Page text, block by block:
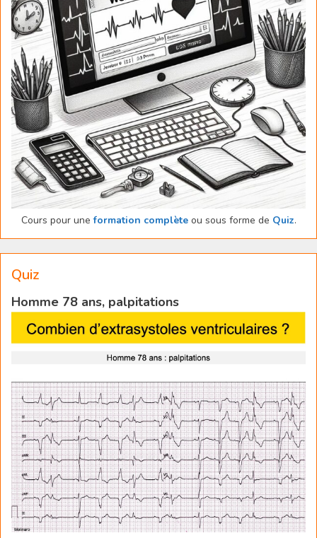
Cours pour uneformation complèteou sous forme de Quiz.
Quiz
Homme 78 ans, palpitations